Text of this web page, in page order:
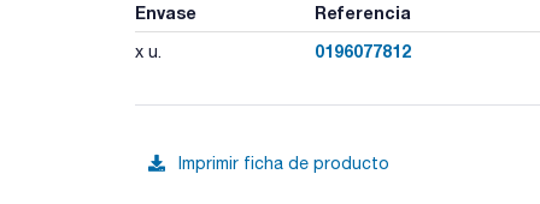
Envase Referencia
x u. 0196077812
Imprimir ficha de producto